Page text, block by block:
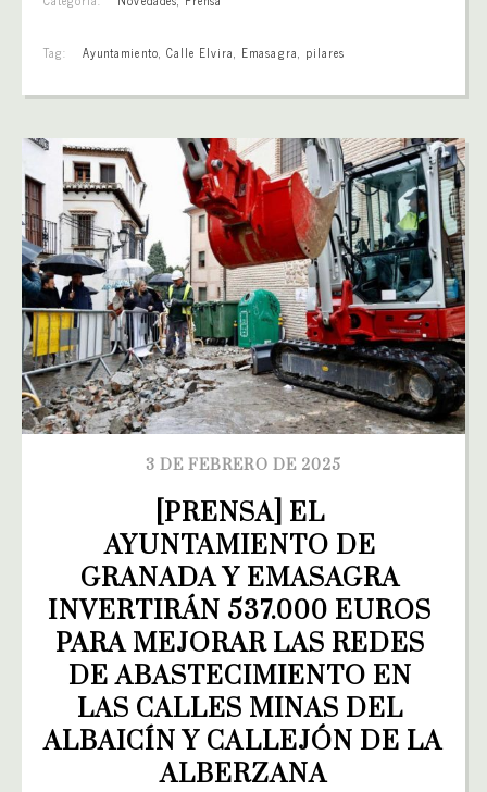
Tag: Ayuntamiento, Calle Elvira, Emasagra, pilares
3 DE FEBRERO DE 2025
[PRENSA] EL
AYUNTAMIENTO DE
GRANADA Y EMASAGRA
INVERTIRÁN 537.000 EUROS
PARA MEJORAR LAS REDES
DE ABASTECIMIENTO EN
LAS CALLES MINAS DEL
ALBAICÍN Y CALLEJÓN DE LA
ALBERZANA